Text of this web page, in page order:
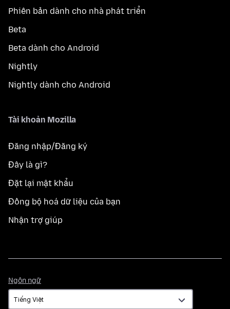
Phiên bản dành cho nhà phát triển
Beta
Beta dành cho Android
Nightly
Nightly dành cho Android
Tài khoản Mozilla
Đăng nhập/Đăng ký
Đây là gì?
Đặt lại mật khẩu
Đồng bộ hoá dữ liệu của bạn
Nhận trợ giúp
Ngôn ngữ
ngữ